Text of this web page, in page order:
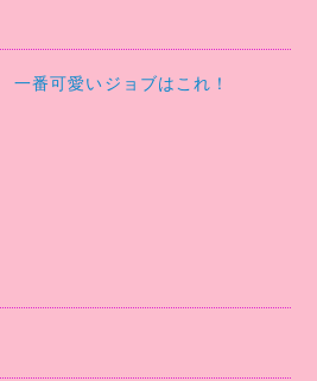
番可愛いジョブはこれ！